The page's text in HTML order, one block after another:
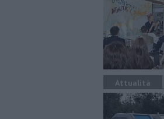
Attualità